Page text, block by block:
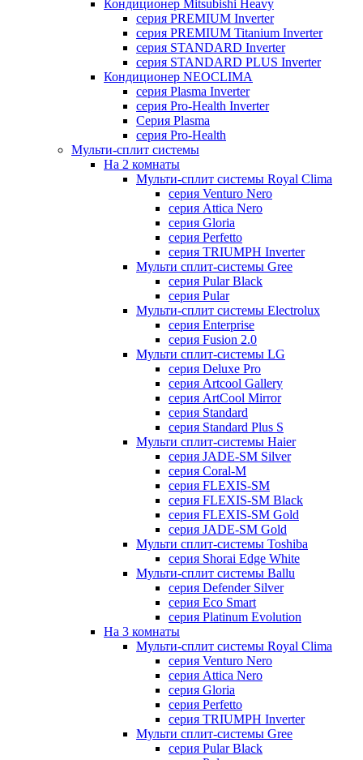
Кондиционер Mitsubishi Heavy
серия PREMIUM Inverter
серия PREMIUM Titanium Inverter
серия STANDARD Inverter
серия STANDARD PLUS Inverter
Кондиционер NEOCLIMA
серия Plasma Inverter
серия Pro-Health Inverter
Cерия Plasma
серия Pro-Health
Мульти-сплит системы
На 2 комнаты
Мульти-сплит системы Royal Clima
серия Venturo Nero
серия Attica Nero
серия Gloria
серия Perfetto
серия TRIUMPH Inverter
Мульти сплит-системы Gree
серия Pular Black
серия Pular
Мульти-сплит системы Electrolux
серия Enterprise
серия Fusion 2.0
Мульти сплит-системы LG
серия Deluxe Pro
серия Artcool Gallery
серия ArtCool Mirror
серия Standard
серия Standard Plus S
Мульти сплит-системы Haier
серия JADE-SM Silver
серия Coral-M
серия FLEXIS-SM
серия FLEXIS-SM Black
серия FLEXIS-SM Gold
серия JADE-SM Gold
Мульти сплит-системы Toshiba
серия Shorai Edge White
Мульти-сплит системы Ballu
серия Defender Silver
серия Eco Smart
серия Platinum Evolution
На 3 комнаты
Мульти-сплит системы Royal Clima
серия Venturo Nero
серия Attica Nero
серия Gloria
серия Perfetto
серия TRIUMPH Inverter
Мульти сплит-системы Gree
серия Pular Black